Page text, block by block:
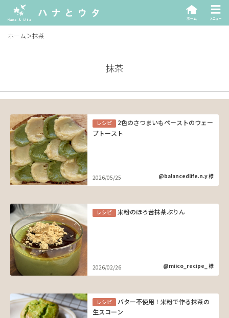
ホーム＞抹茶
抹茶
レシピ
2色のさつまいもペーストのウェー
ブトースト
2026/05/25 @balancedlife.n.y 様
レシピ 米粉のほろ苦抹茶ぷりん
2026/02/26 @miico_recipe_ 様
レシピ
バター不使用！米粉で作る抹茶の
生スコーン